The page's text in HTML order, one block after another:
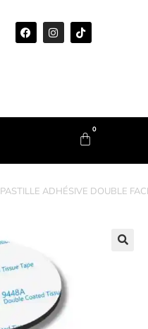
0
PASTILLE ADHÉSIVE DOUBLE